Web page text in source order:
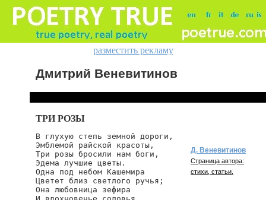
разместить рекламу
Дмитрий Веневитинов
ТРИ РОЗЫ
В глухую степь земной дороги,
Эмблемой райской красоты,
Три розы бросили нам боги,
Эдема лучшие цветы.
Одна под небом Кашемира
Цветет близ светлого ручья;
Она любовница зефира
Д. Веневитинов
Страница автора:
стихи, статьи.